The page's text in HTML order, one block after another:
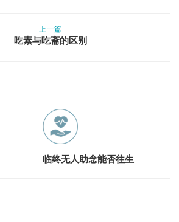
上一篇
吃素与吃斋的区别
临终无人助念能否往生